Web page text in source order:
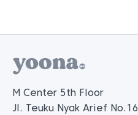
M Center 5th Floor
Jl. Teuku Nyak Arief No.16